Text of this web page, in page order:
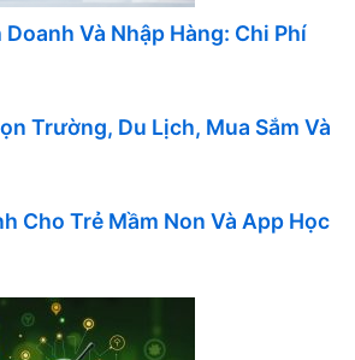
Và Nhập Hàng: Chi Phí
Trường, Du Lịch, Mua Sắm Và
Cho Trẻ Mầm Non Và App Học